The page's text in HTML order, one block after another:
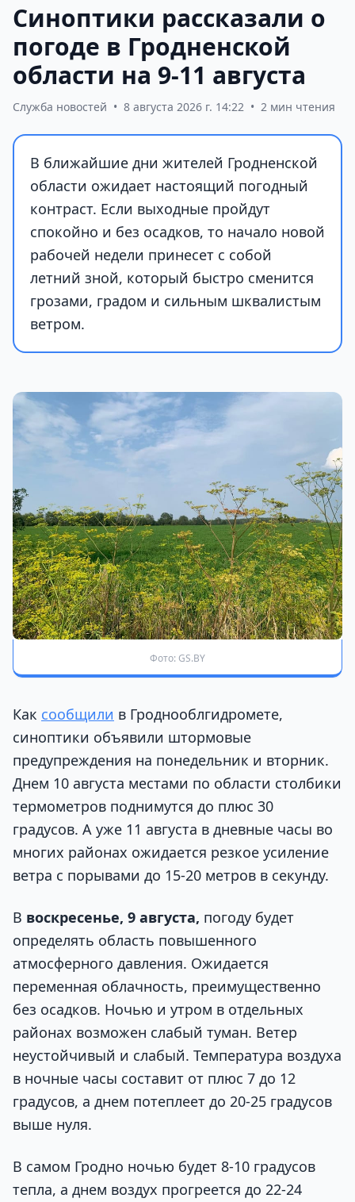
Синоптики рассказали о
погоде в Гродненской
области на 9-11 августа
Служба новостей • 8 августа 2026 г. 14:22 • 2 мин чтения
В ближайшие дни жителей Гродненской
области ожидает настоящий погодный
контраст. Если выходные пройдут
спокойно и без осадков, то начало новой
рабочей недели принесет с собой
летний зной, который быстро сменится
грозами, градом и сильным шквалистым
ветром.
Фото: GS.BY
Как сообщили в Гроднооблгидромете,
синоптики объявили штормовые
предупреждения на понедельник и вторник.
Днем 10 августа местами по области столбики
термометров поднимутся до плюс 30
градусов. А уже 11 августа в дневные часы во
многих районах ожидается резкое усиление
ветра с порывами до 15-20 метров в секунду.
В воскресенье, 9 августа, погоду будет
определять область повышенного
атмосферного давления. Ожидается
переменная облачность, преимущественно
без осадков. Ночью и утром в отдельных
районах возможен слабый туман. Ветер
неустойчивый и слабый. Температура воздуха
в ночные часы составит от плюс 7 до 12
градусов, а днем потеплеет до 20-25 градусов
выше нуля.
В самом Гродно ночью будет 8-10 градусов
тепла, а днем воздух прогреется до 22-24